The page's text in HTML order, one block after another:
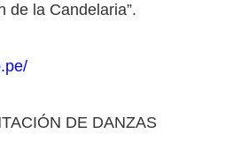
de la Candelaria”.
DE DANZAS